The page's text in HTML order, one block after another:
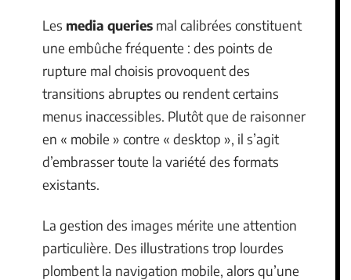
Les media queries mal calibrées constituent
une embûche fréquente : des points de
rupture mal choisis provoquent des
transitions abruptes ou rendent certains
menus inaccessibles. Plutôt que de raisonner
en « mobile » contre « desktop », il s’agit
d’embrasser toute la variété des formats
existants.
La gestion des images mérite une attention
particulière. Des illustrations trop lourdes
plombent la navigation mobile, alors qu’une